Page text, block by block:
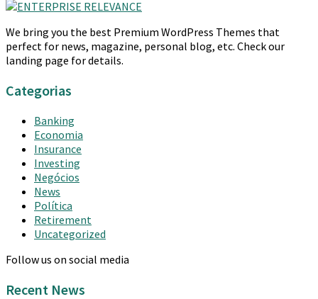
We bring you the best Premium WordPress Themes that
perfect for news, magazine, personal blog, etc. Check our
landing page for details.
Categorias
Banking
Economia
Insurance
Investing
Negócios
News
Política
Retirement
Uncategorized
Follow us on social media
Recent News